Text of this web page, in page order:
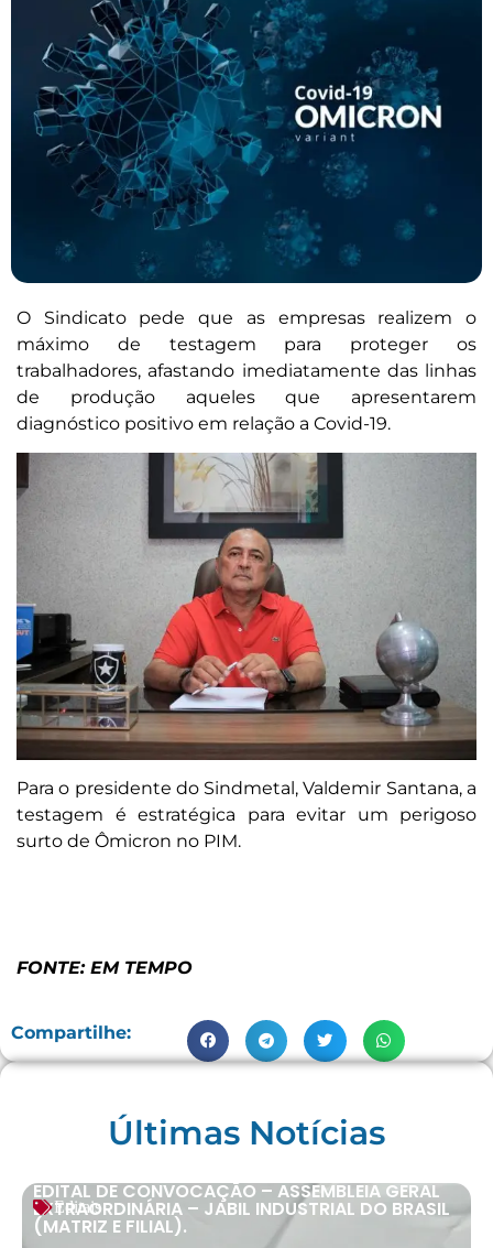
O Sindicato pede que as empresas realizem o
máximo de testagem para proteger os
trabalhadores, afastando imediatamente das linhas
de produção aqueles que apresentarem
diagnóstico positivo em relação a Covid-19.
Para o presidente do Sindmetal, Valdemir Santana, a
testagem é estratégica para evitar um perigoso
surto de Ômicron no PIM.
FONTE: EM TEMPO
Compartilhe:
Últimas Notícias
Editais
EDITAL DE CONVOCAÇÃO – ASSEMBLEIA GERAL
EXTRAORDINÁRIA – JABIL INDUSTRIAL DO BRASIL
(MATRIZ E FILIAL).